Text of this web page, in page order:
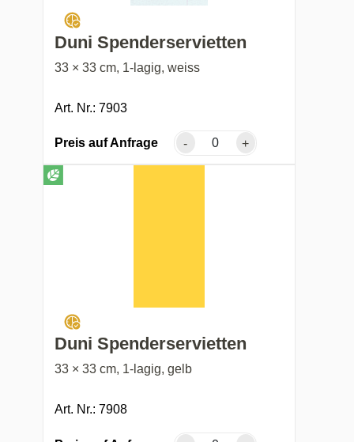
Duni Spenderservietten
33 × 33 cm, 1-lagig, weiss
Art. Nr.: 7903
Preis auf Anfrage - +
Duni Spenderservietten
33 × 33 cm, 1-lagig, gelb
Art. Nr.: 7908